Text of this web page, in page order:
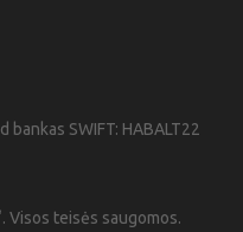
SWIFT: HABALT22
Visos teisės saugomos.